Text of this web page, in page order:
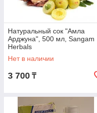
Натуральный сок "Амла
Арджуна", 500 мл, Sangam
Herbals
Нет в наличии
3 700 ₸